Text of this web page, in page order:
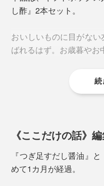
【だし酢】
糖と塩をお好みで混ぜ
やかだから、だし酢だ
出し、刻んでおむすびや
し酢』2本セット。
おいしいものに目がな
ばれるはず。お歳暮やお
続
《ここだけの話》
『つぎ足すだし醤油』
めて1カ月が経過。